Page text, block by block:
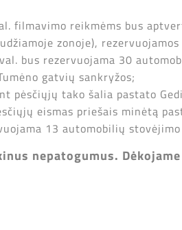
filmavimo reikmėms bus
zonoje),
bus rezervuojama 30
gatvių sankryžos;
pėsčiųjų tako šalia pastato
eismas priešais minėtą
13 automobilių
nepatogumus.